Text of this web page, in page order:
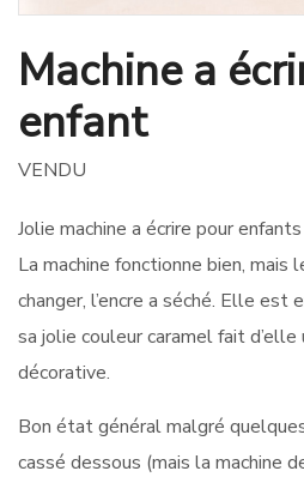
Machine a
enfant
VENDU
Jolie machine a écrire pour
La machine fonctionne bien, mais
changer, l’encre a séché. Elle
sa jolie couleur caramel fait
décorative.
Bon état général malgré
cassé dessous (mais la machine